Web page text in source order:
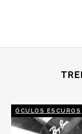
ÓCULOS ESCUROS